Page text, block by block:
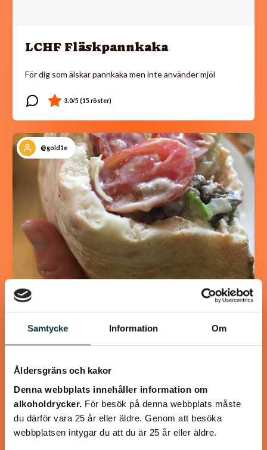
Samtycke Information Om
Åldersgräns och kakor
Denna webbplats innehåller information om
alkoholdrycker. För besök på denna webbplats måste
du därför vara 25 år eller äldre. Genom att besöka
webbplatsen intygar du att du är 25 år eller äldre.
LCHF Fläskpannkaka
För dig som älskar pannkaka men inte använder mjöl
@gold1e
Köttfärskebab med hemmagjord
Kebabkrydda
turkisk yoghurt, så blir rätten helt laktosfri.